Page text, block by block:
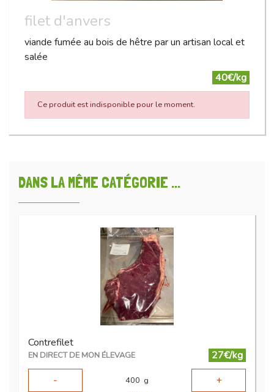
filet d'anvers
viande fumée au bois de hêtre par un artisan local et
salée
40€/kg
Ce produit est indisponible pour le moment.
DANS LA MÊME CATÉGORIE ...
Contrefilet
EN DIRECT DE MON ÉLEVAGE
27€/kg
-
400 g +